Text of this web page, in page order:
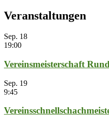
Veranstaltungen
Sep. 18
19:00
Vereinsmeisterschaft
Sep. 19
9:45